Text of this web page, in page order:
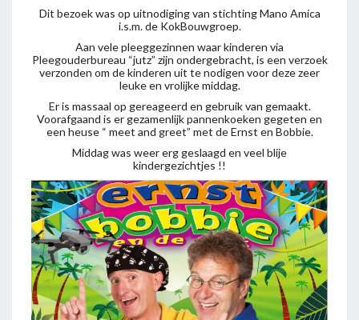
Dit bezoek was op uitnodiging van stichting Mano Amica
i.s.m. de KokBouwgroep.
Aan vele pleeggezinnen waar kinderen via
Pleegouderbureau “jutz” zijn ondergebracht, is een verzoek
verzonden om de kinderen uit te nodigen voor deze zeer
leuke en vrolijke middag.
Er is massaal op gereageerd en gebruik van gemaakt.
Voorafgaand is er gezamenlijk pannenkoeken gegeten en
een heuse “ meet and greet” met de Ernst en Bobbie.
Middag was weer erg geslaagd en veel blije
kindergezichtjes !!